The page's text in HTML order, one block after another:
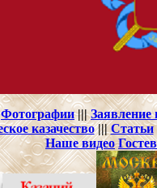
Фотографии|||
казачество|||Статьи
Наше видео